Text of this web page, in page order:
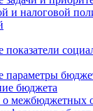
и налоговой
параметры
бюджета
о межбюджетных